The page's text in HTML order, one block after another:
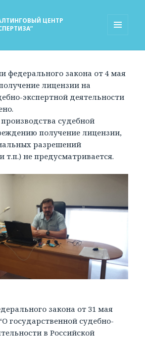
ЦЕНТР
закона от 4 мая
лицензии на
экспертной деятельности
судебной
получение лицензии,
разрешений
т.п.) не предусматривается.
закона от 31 мая
государственной судебно-
в Российской